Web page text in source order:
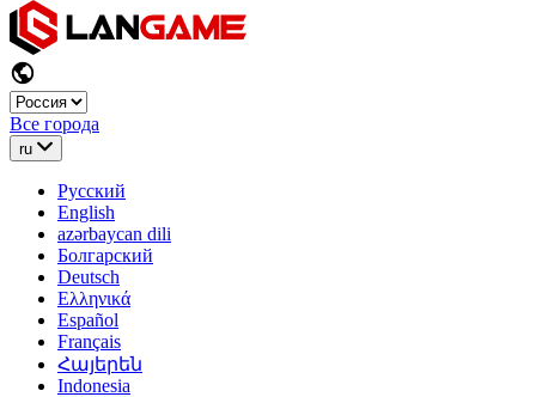
Все города
ru
Русский
English
azərbaycan dili
Болгарский
Deutsch
Ελληνικά
Español
Français
Հայերեն
Indonesia